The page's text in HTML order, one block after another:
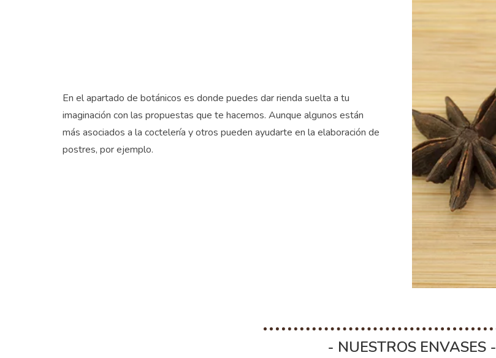
En el apartado de botánicos es donde puedes dar rienda suelta a tu
imaginación con las propuestas que te hacemos. Aunque algunos están
más asociados a la coctelería y otros pueden ayudarte en la elaboración de
postres, por ejemplo.
- NUESTROS ENVASES -